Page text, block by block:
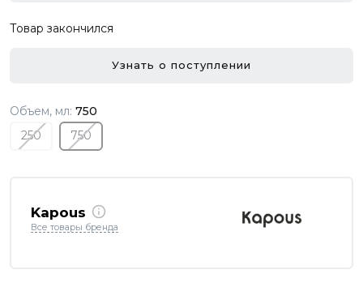
Товар закончился
Узнать о поступлении
Объем, мл: 750
250
750
Kapous
Все товары бренда